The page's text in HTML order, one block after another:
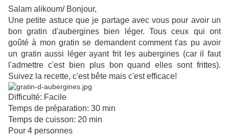
Salam alikoum/ Bonjour,
Une petite astuce que je partage avec vous pour avoir un
bon gratin d'aubergines bien léger. Tous ceux qui ont
goûté à mon gratin se demandent comment t'as pu avoir
un gratin aussi léger ayant frit les aubergines (car il faut
l'admettre c'est bien plus bon quand elles sont frittes).
Suivez la recette, c'est bête mais c'est efficace!
Difficulté: Facile
Temps de préparation: 30 min
Temps de cuisson: 20 min
Pour 4 personnes